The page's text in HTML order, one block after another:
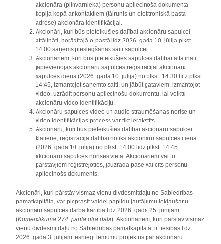
akcionāra (pilnvarnieka) personu apliecinoša dokumenta
kopija kopā ar kontaktiem (tālrunis un elektroniskā pasta
adrese) akcionāra identifikācijai.
Akcionāri, kuri būs pieteikušies dalībai akcionāru sapulcei
attālināti, norādītajā e-pastā līdz 2026. gada 10. jūlija plkst.
14:00 saņems pieslēgšanās saiti sapulcei.
Akcionāriem, kuri būs pieteikušies sapulces dalībai attālināti,
jāpievienojas akcionāru sapulces reģistrācijai akcionāru
sapulces dienā (2026. gada 10. jūlijā) no plkst. 14:30 līdz plkst.
14:45, izmantojot saņemto saiti, un jābūt gataviem, izmantojot
video, uzrādīt personu apliecinošu dokumentu, lai veiktu
akcionāru video identifikāciju.
Akcionāru sapulces video un audio straumēšanas norise un
video identifikācijas process var tikt ierakstīts.
Akcionāru, kuri būs pieteikušies dalībai akcionāru sapulcei
klātienē, reģistrācija dalībai notiks akcionāru sapulces dienā
(2026. gada 10. jūlijā) no plkst. 14:00 līdz plkst. 14:45
akcionāru sapulces norises vietā. Akcionāriem vai to
pārstāvjiem reģistrējoties, jāuzrāda pase vai cits personu
apliecinošs dokuments.
Akcionāri, kuri pārstāv vismaz vienu divdesmitdaļu no Sabiedrības
pamatkapitāla, var pieprasīt valdei papildu jautājumu iekļaušanu
akcionāru sapulces darba kārtībā līdz 2026. gada 25. jūnijam
(Komerclikuma 274. panta otrā daļa). Akcionāriem, kuri pārstāv vismaz
vienu divdesmitdaļu no Sabiedrības pamatkapitāla, ir tiesības līdz
2026. gada 3. jūlijam iesniegt lēmumu projektus par akcionāru